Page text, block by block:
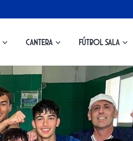
Cantera Fútbol Sala